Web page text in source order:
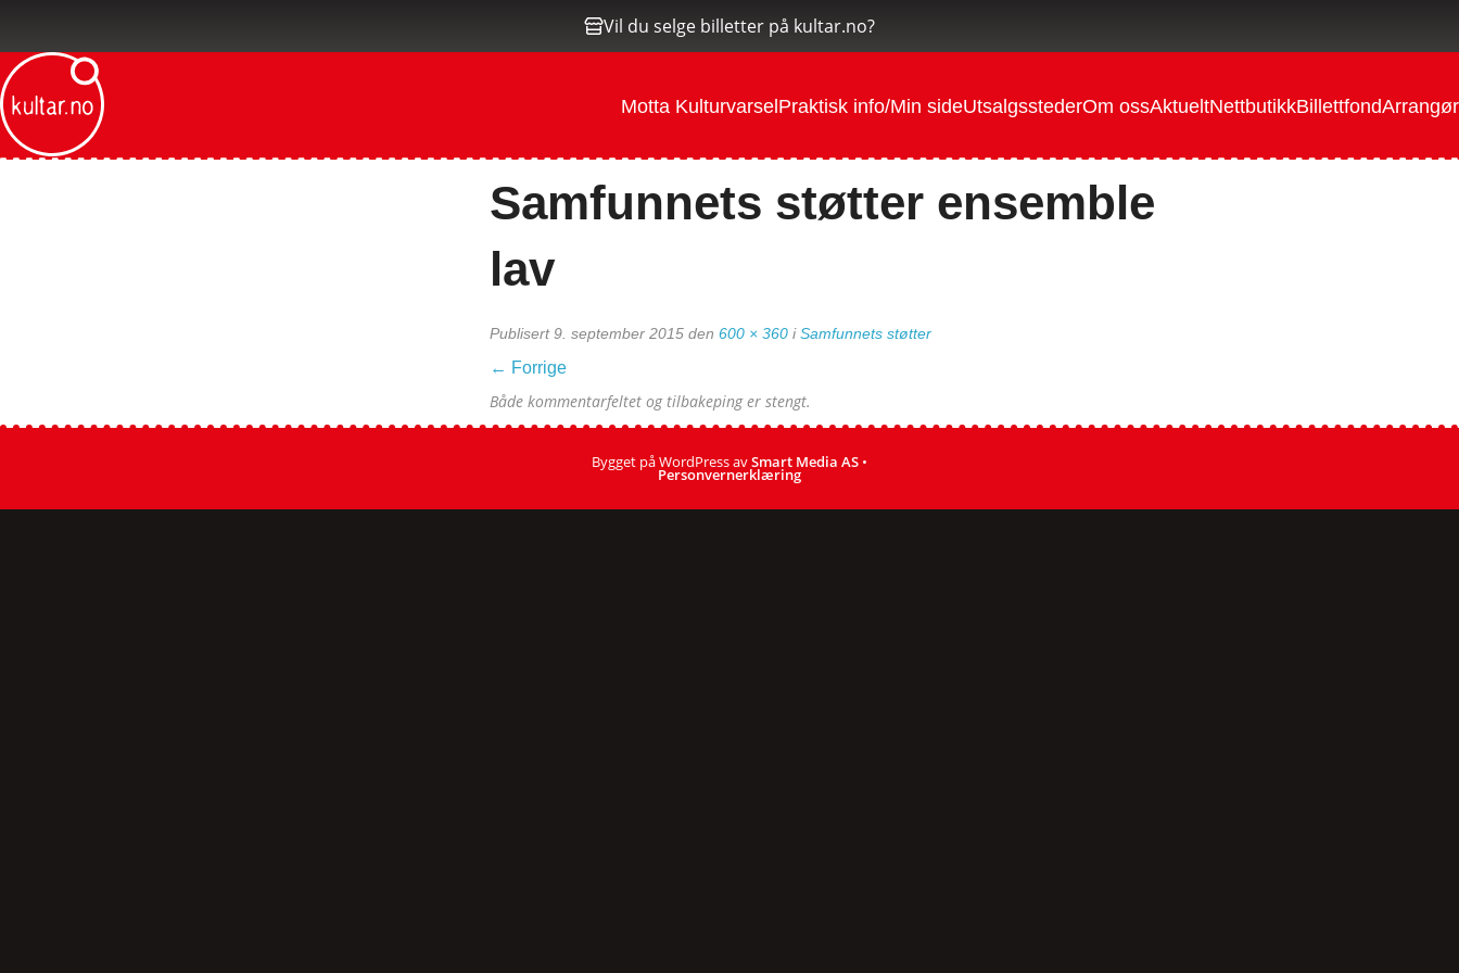
Vil du selge billetter på kultar.no?
Motta KulturvarselPraktisk info/Min sideUtsalgsstederOm ossAktueltNettbutikkBillettfondArrangør
Samfunnets støtter ensemble
lav
Publisert9. september 2015 den 600 × 360 iSamfunnets støtter
← Forrige
Både kommentarfeltet og tilbakeping er stengt.
Bygget på WordPress avSmart Media AS •
Personvernerklæring